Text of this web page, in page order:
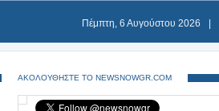
Πέμπτη, 6 Αυγούστου 2026
ΑΚΟΛΟΥΘΗΣΤΕ ΤΟ NEWSNOWGR.COM